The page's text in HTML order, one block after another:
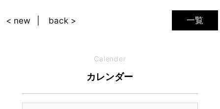
一覧
< new back >
Calender
カレンダー